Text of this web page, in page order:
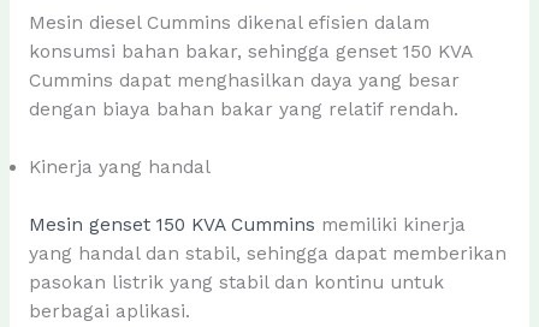
Mesin diesel Cummins dikenal efisien dalam
konsumsi bahan bakar, sehingga genset 150 KVA
Cummins dapat menghasilkan daya yang besar
dengan biaya bahan bakar yang relatif rendah.
Kinerja yang handal
Mesin genset 150 KVA Cummins memiliki kinerja
yang handal dan stabil, sehingga dapat memberikan
pasokan listrik yang stabil dan kontinu untuk
berbagai aplikasi.